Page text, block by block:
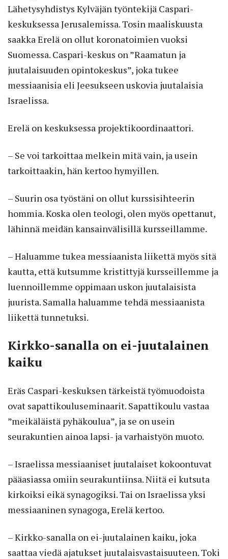
Lähetysyhdistys Kylväjän työntekijä Caspari-
keskuksessa Jerusalemissa. Tosin maaliskuusta
saakka Erelä on ollut koronatoimien vuoksi
Suomessa. Caspari-keskus on ”Raamatun ja
juutalaisuuden opintokeskus”, joka tukee
messiaanisia eli Jeesukseen uskovia juutalaisia
Israelissa.
Erelä on keskuksessa projektikoordinaattori.
– Se voi tarkoittaa melkein mitä vain, ja usein
tarkoittaakin, hän kertoo hymyillen.
– Suurin osa työstäni on ollut kurssisihteerin
hommia. Koska olen teologi, olen myös opettanut,
lähinnä meidän kansainvälisillä kursseillamme.
– Haluamme tukea messiaanista liikettä myös sitä
kautta, että kutsumme kristittyjä kursseillemme ja
luennoillemme oppimaan uskon juutalaisista
juurista. Samalla haluamme tehdä messiaanista
liikettä tunnetuksi.
Kirkko-sanalla on ei-juutalainen
kaiku
Eräs Caspari-keskuksen tärkeistä työmuodoista
ovat sapattikouluseminaarit. Sapattikoulu vastaa
”meikäläistä pyhäkoulua”, ja se on usein
seurakuntien ainoa lapsi- ja varhaistyön muoto.
– Israelissa messiaaniset juutalaiset kokoontuvat
pääasiassa omiin seurakuntiinsa. Niitä ei kutsuta
kirkoiksi eikä synagogiksi. Tai on Israelissa yksi
messiaaninen synagoga, Erelä kertoo.
– Kirkko-sanalla on ei-juutalainen kaiku, joka
saattaa viedä ajatukset juutalaisvastaisuuteen. Toki